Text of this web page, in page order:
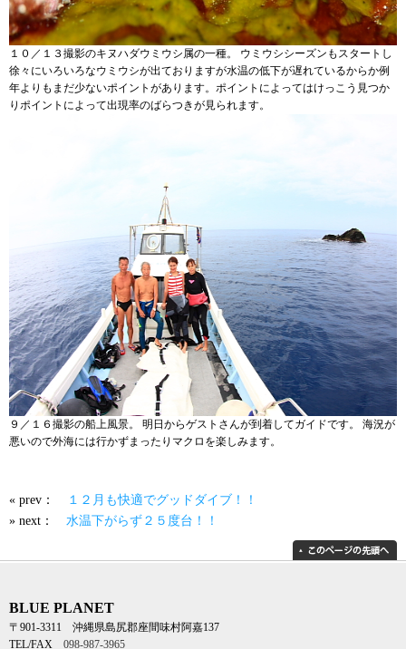
１０／１３撮影のキヌハダウミウシ属の一種。 ウミウシシーズンもスタートし
徐々にいろいろなウミウシが出ておりますが水温の低下が遅れているからか例
年よりもまだ少ないポイントがあります。ポイントによってはけっこう見つか
りポイントによって出現率のばらつきが見られます。
９／１６撮影の船上風景。 明日からゲストさんが到着してガイドです。 海況が
悪いので外海には行かずまったりマクロを楽しみます。
« prev：
１２月も快適でグッドダイブ！！
» next： 水温下がらず２５度台！！
BLUE PLANET
〒901-3311 沖縄県島尻郡座間味村阿嘉137
TEL/FAX 098-987-3965